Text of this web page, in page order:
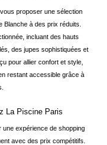
proposer une sélection
Blanche à des prix réduits.
incluant des hauts
des jupes sophistiquées et
pour allier confort et style,
restant accessible grâce à
La Piscine Paris
expérience de shopping
avec des prix compétitifs.